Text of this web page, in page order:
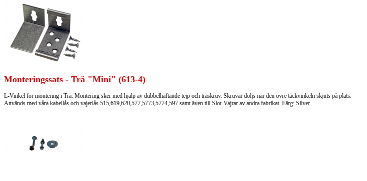
Monteringssats - Trä "Mini" (613-4)
L-Vinkel för montering i Trä. Montering sker med hjälp av dubbelhäftande tejp och träskruv. Skruvar döljs när den övre täckvinkeln skjuts på plats.
Används med våra kabellås och vajerlås 515,619,620,577,5773,5774,597 samt även till Slot-Vajrar av andra fabrikat. Färg: Silver.